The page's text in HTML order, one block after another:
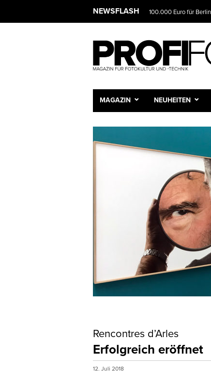
NEWSFLASH Das Fotostudio wird
MAGAZIN NEUHEITEN
Rencontres d’Arles
Erfolgreich eröffnet
12. Juli 2018
Wir
und
mit